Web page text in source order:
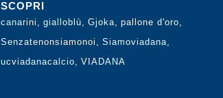
SCOPRI
canarini gialloblù Gjoka
pallone d'oro
Senzatenonsiamonoi
Siamoviadana
ucviadanacalcio
VIADANA